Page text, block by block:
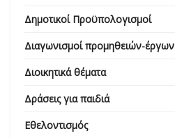
Δημοτικοί Προϋπολογισμοί
Διαγωνισμοί προμηθειών-έργων
Διοικητικά θέματα
Δράσεις για παιδιά
Εθελοντισμός